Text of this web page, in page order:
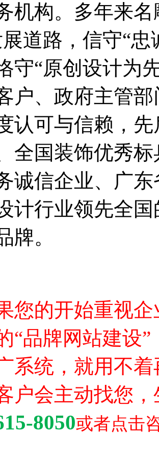
机构。多年来
道路，信守“
守“原创设计为
户、政府主管
认可与信赖，先
全国装饰优秀
诚信企业、广
计行业领先全
牌。
您的开始重视
“品牌网站建设
系统，就用不
户会主动找您
8050或者点击